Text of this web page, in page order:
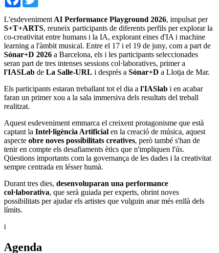
L'esdeveniment AI Performance Playground 2026, impulsat per
S+T+ARTS, reuneix participants de diferents perfils per explorar la
co-creativitat entre humans i la IA, explorant eines d'IA i machine
learning a l'àmbit musical. Entre el 17 i el 19 de juny, com a part de
Sónar+D 2026 a Barcelona, ​​els i les participants seleccionades
seran part de tres intenses sessions col·laboratives, primer a
l'IASLab de La Salle-URL i després a Sónar+D a Llotja de Mar.
Els participants estaran treballant tot el dia a l'IASlab i en acabar
faran un primer xou a la sala immersiva dels resultats del treball
realitzat.
Aquest esdeveniment emmarca el creixent protagonisme que està
captant la Intel·ligència Artificial en la creació de música, aquest
aspecte obre noves possibilitats creatives, però també s'han de
tenir en compte els desafiaments ètics que n'impliquen l'ús.
Qüestions importants com la governança de les dades i la creativitat
sempre centrada en lésser humà.
Durant tres dies, desenvoluparan una performance
col·laborativa, que serà guiada per experts, obrint noves
possibilitats per ajudar els artistes que vulguin anar més enllà dels
límits.
i
Agenda